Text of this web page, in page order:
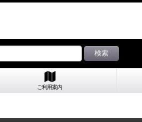
検索
ご利用案内